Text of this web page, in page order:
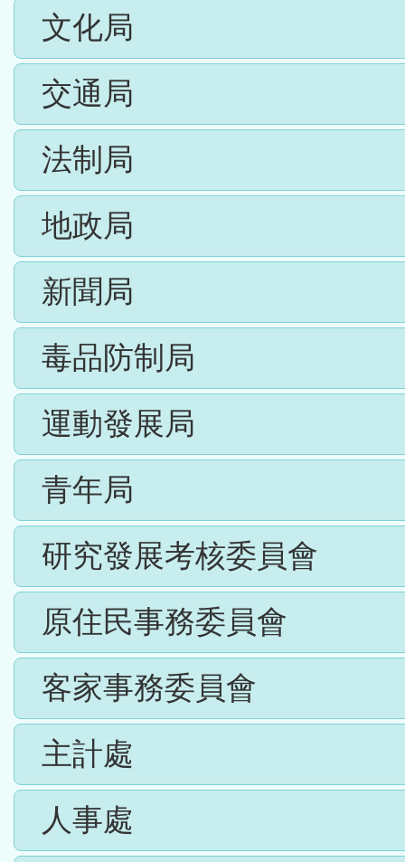
文化局
交通局
法制局
地政局
新聞局
毒品防制局
運動發展局
青年局
研究發展考核委員會
原住民事務委員會
客家事務委員會
主計處
人事處